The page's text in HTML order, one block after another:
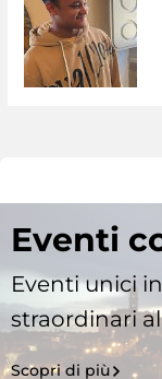
Eventi
Eventi unici
straordinari
Scopri di più